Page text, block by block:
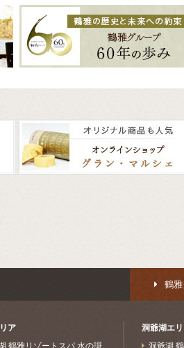
ア
鶴雅リゾートスパ 水の謌
洞爺湖エ
洞爺湖
鶴